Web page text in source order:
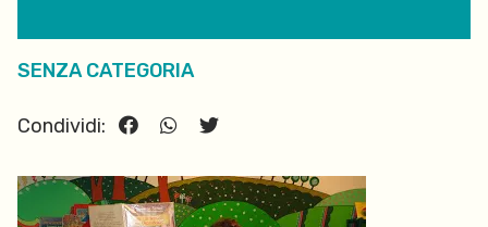
SENZA CATEGORIA
Condividi: